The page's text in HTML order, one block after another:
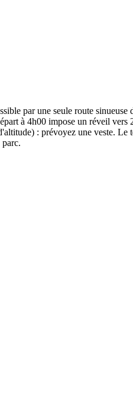
par une seule route
à 4h00 impose un réveil
: prévoyez une veste.